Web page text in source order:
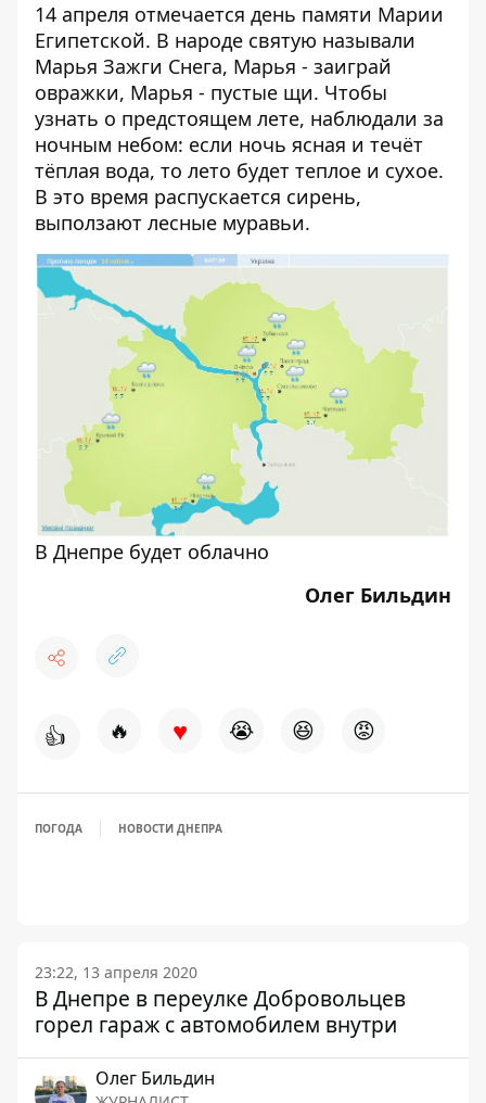
14 апреля отмечается день памяти Марии
Египетской. В народе святую называли
Марья Зажги Снега, Марья - заиграй
овражки, Марья - пустые щи. Чтобы
узнать о предстоящем лете, наблюдали за
ночным небом: если ночь ясная и течёт
тёплая вода, то лето будет теплое и сухое.
В это время распускается сирень,
выползают лесные муравьи.
В Днепре будет облачно
Олег Бильдин
👍 🔥 ♥ 😭 😆 😡
ПОГОДА НОВОСТИ ДНЕПРА
23:22, 13 апреля 2020
В Днепре в переулке Добровольцев
горел гараж с автомобилем внутри
Олег Бильдин